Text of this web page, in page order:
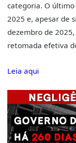
categoria. O
2025 e, apesar de
dezembro de
retomada efetiva
Leia aqui